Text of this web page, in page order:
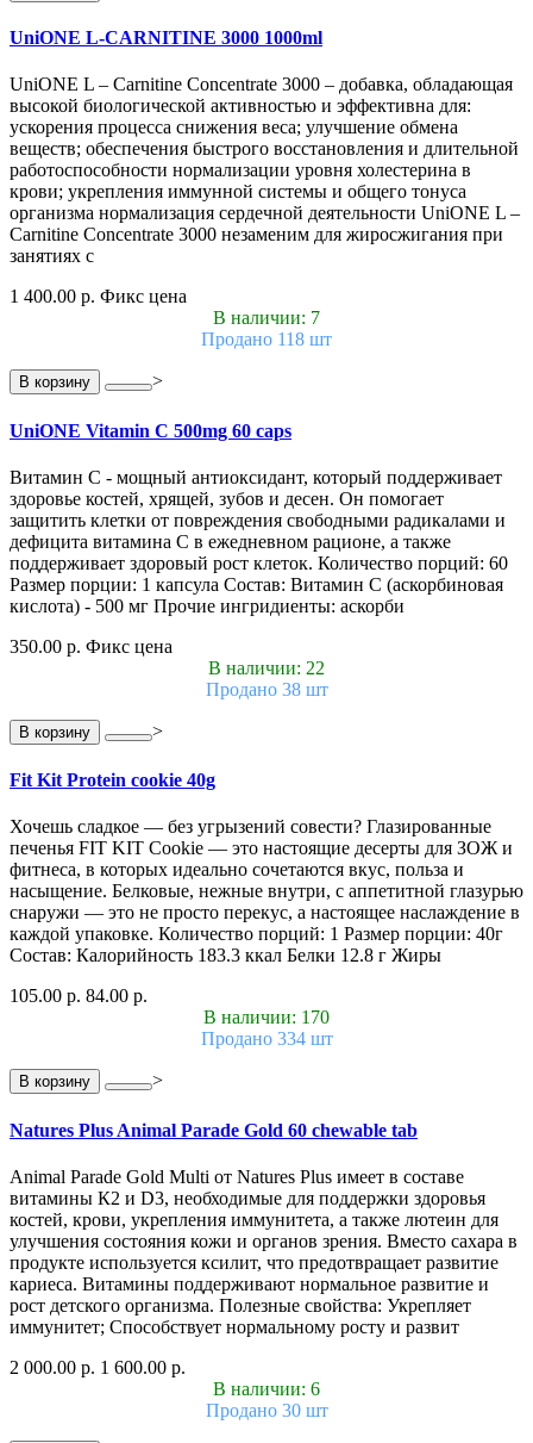
UniONE L-CARNITINE 3000 1000ml
UniONE L – Carnitine Concentrate 3000 – добавка, обладающая
высокой биологической активностью и эффективна для:
ускорения процесса снижения веса; улучшение обмена
веществ; обеспечения быстрого восстановления и длительной
работоспособности нормализации уровня холестерина в
крови; укрепления иммунной системы и общего тонуса
организма нормализация сердечной деятельности UniONE L –
Carnitine Concentrate 3000 незаменим для жиросжигания при
занятиях с
1 400.00 р. Фикс цена
В наличии: 7
Продано 118 шт
В корзину >
UniONE Vitamin С 500mg 60 caps
Витамин С - мощный антиоксидант, который поддерживает
здоровье костей, хрящей, зубов и десен. Он помогает
защитить клетки от повреждения свободными радикалами и
дефицита витамина С в ежедневном рационе, а также
поддерживает здоровый рост клеток. Количество порций: 60
Размер порции: 1 капсула Состав: Витамин С (аскорбиновая
кислота) - 500 мг Прочие ингридиенты: аскорби
350.00 р. Фикс цена
В наличии: 22
Продано 38 шт
В корзину >
Fit Kit Protein cookie 40g
Хочешь сладкое — без угрызений совести? Глазированные
печенья FIT KIT Cookie — это настоящие десерты для ЗОЖ и
фитнеса, в которых идеально сочетаются вкус, польза и
насыщение. Белковые, нежные внутри, с аппетитной глазурью
снаружи — это не просто перекус, а настоящее наслаждение в
каждой упаковке. Количество порций: 1 Размер порции: 40г
Состав: Калорийность 183.3 ккал Белки 12.8 г Жиры
105.00 р. 84.00 р.
В наличии: 170
Продано 334 шт
В корзину >
Natures Plus Animal Parade Gold 60 chewable tab
Animal Parade Gold Multi от Natures Plus имеет в составе
витамины К2 и D3, необходимые для поддержки здоровья
костей, крови, укрепления иммунитета, а также лютеин для
улучшения состояния кожи и органов зрения. Вместо сахара в
продукте используется ксилит, что предотвращает развитие
кариеса. Витамины поддерживают нормальное развитие и
рост детского организма. Полезные свойства: Укрепляет
иммунитет; Способствует нормальному росту и развит
2 000.00 р. 1 600.00 р.
В наличии: 6
Продано 30 шт